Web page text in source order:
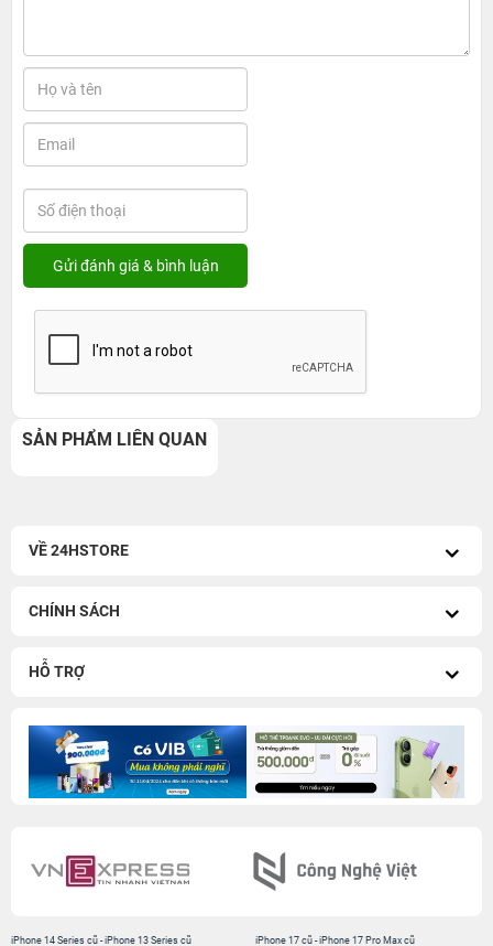
SẢN PHẨM LIÊN QUAN
VỀ 24HSTORE
CHÍNH SÁCH
HỖ TRỢ
iPhone 14 Series cũ -iPhone 13 Series cũ
iPhone 17 cũ-iPhone 17 Pro Max cũ